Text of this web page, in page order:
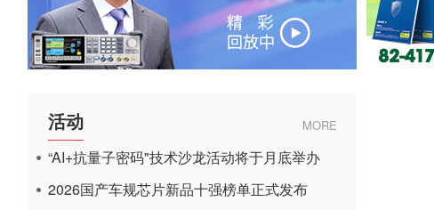
活动 MORE
“AI+抗量子密码"技术沙龙活动将于月底举办
2026国产车规芯片新品十强榜单正式发布